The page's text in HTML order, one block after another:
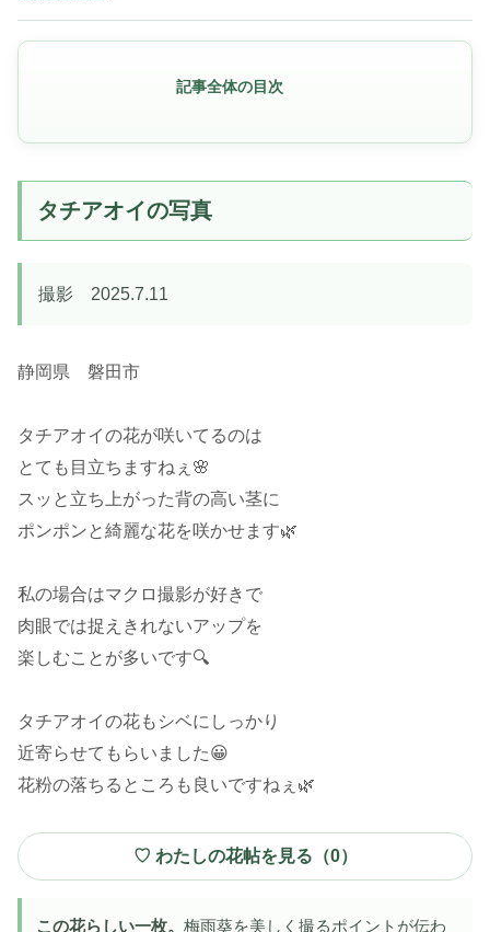
記事全体の目次
タチアオイの写真
撮影 2025.7.11
静岡県 磐田市
タチアオイの花が咲いてるのは
とても目立ちますねぇ🌸
スッと立ち上がった背の高い茎に
ポンポンと綺麗な花を咲かせます🌿
私の場合はマクロ撮影が好きで
肉眼では捉えきれないアップを
楽しむことが多いです🔍
タチアオイの花もシベにしっかり
近寄らせてもらいました😀
花粉の落ちるところも良いですねぇ🌿
♡ わたしの花帖を見る（0）
この花らしい一枚。 梅雨葵を美しく撮るポイントが伝わ